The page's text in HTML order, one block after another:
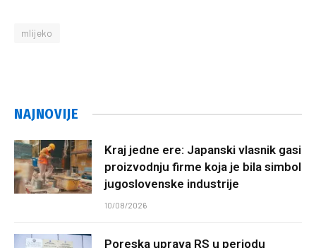
mlijeko
NAJNOVIJE
Kraj jedne ere: Japanski vlasnik gasi
proizvodnju firme koja je bila simbol
jugoslovenske industrije
10/08/2026
Poreska uprava RS u periodu